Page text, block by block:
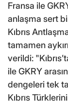
Fransa ile
anlaşma sert
Kıbrıs
tamamen
verildi:
ile GKRY
dengeleri tek
Kıbrıs